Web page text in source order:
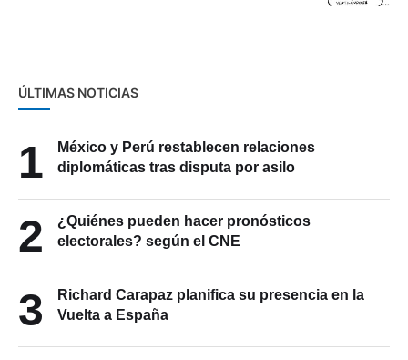
ÚLTIMAS NOTICIAS
1
México y Perú restablecen relaciones
diplomáticas tras disputa por asilo
2
¿Quiénes pueden hacer pronósticos
electorales? según el CNE
3
Richard Carapaz planifica su presencia en la
Vuelta a España